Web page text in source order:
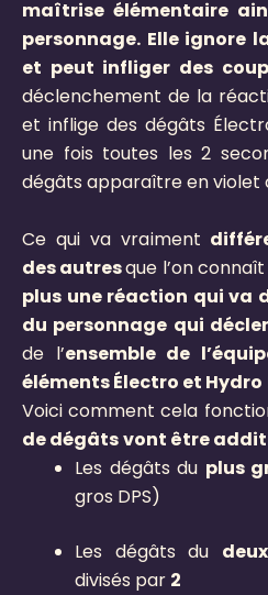
maîtrise élémentaire
personnage. Elle ignore
et peut infliger des
déclenchement de la
et inflige des dégâts
une fois toutes les 2
dégâts apparaître en violet
Ce qui va vraiment
des autresque l’on
plus une réaction qui va
du personnage qui
de l’ensemble de
éléments Électro et Hydro
Voici comment cela
de dégâtsvont être
Les dégâts du plus
gros DPS)
Les dégâts du
divisés par 2